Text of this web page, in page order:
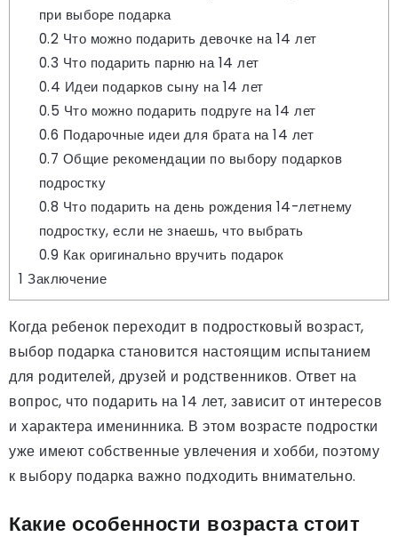
при выборе подарка
0.2 Что можно подарить девочке на 14 лет
0.3 Что подарить парню на 14 лет
0.4 Идеи подарков сыну на 14 лет
0.5 Что можно подарить подруге на 14 лет
0.6 Подарочные идеи для брата на 14 лет
0.7 Общие рекомендации по выбору подарков
подростку
0.8 Что подарить на день рождения 14-летнему
подростку, если не знаешь, что выбрать
0.9 Как оригинально вручить подарок
1 Заключение
Когда ребенок переходит в подростковый возраст,
выбор подарка становится настоящим испытанием
для родителей, друзей и родственников. Ответ на
вопрос, что подарить на 14 лет, зависит от интересов
и характера именинника. В этом возрасте подростки
уже имеют собственные увлечения и хобби, поэтому
к выбору подарка важно подходить внимательно.
Какие особенности возраста стоит